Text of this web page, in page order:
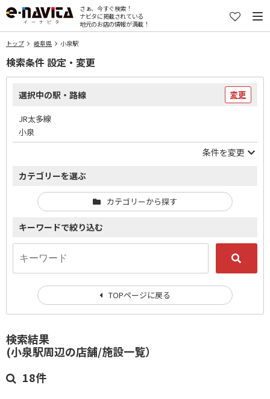
さぁ、今すぐ検索！
ナビタに掲載されている
地元のお店の情報が満載！
トップ 岐阜県 小泉駅
検索結果
(小泉駅周辺の店舗/施設一覧）
18件
検索条件 設定・変更
選択中の駅・路線 変更
JR太多線
小泉
条件を変更
カテゴリーを選ぶ
カテゴリーから探す
キーワードで絞り込む
TOPページに戻る